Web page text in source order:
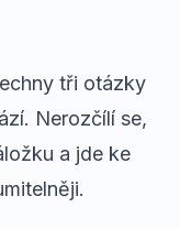
tři otázky
Nerozčílí se,
a jde ke